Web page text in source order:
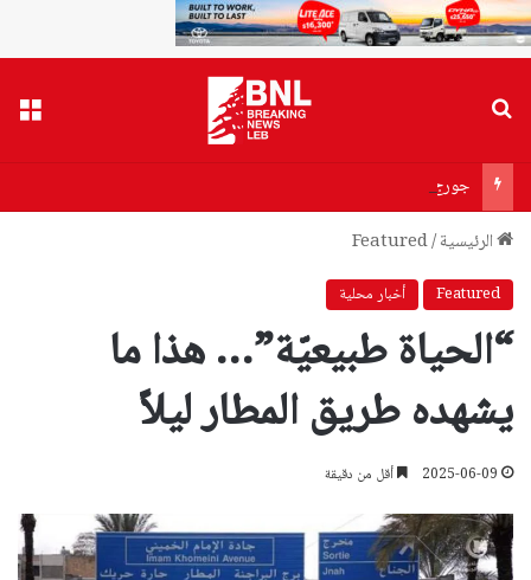
جورج ديب الموقوف… ليس Dr Food
الرئيسية/
Featured
Featured أخبار محلية
“الحياة طبيعيّة”… هذا ما
يشهده طريق المطار ليلاً
2025-06-09 أقل من دقيقة